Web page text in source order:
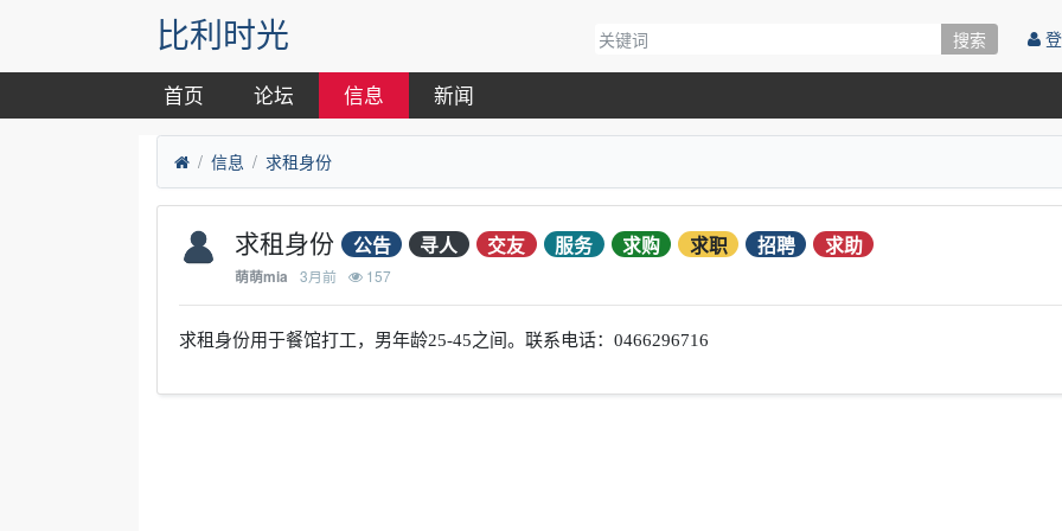
比利时光 搜索
首页 论坛 信息 新闻
信息 求租身份
求租身份 公告 寻人 交友 服务 求购 求职 招聘 求助
萌萌mia 3月前 157
求租身份用于餐馆打工，男年龄25-45之间。联系电话：0466296716